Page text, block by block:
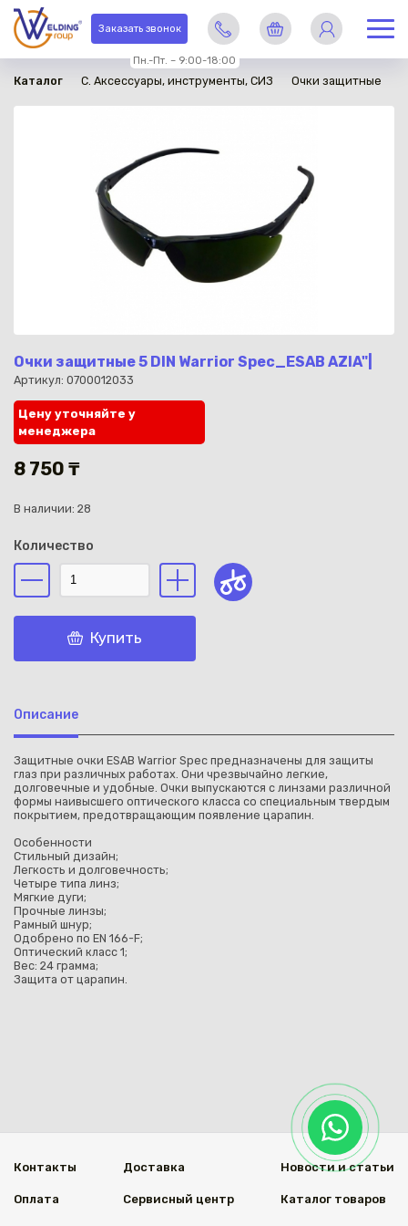
Заказать звонок
Пн.-Пт. – 9:00-18:00
Каталог C. Аксессуары, инструменты, СИЗ Очки защитные
Очки защитные 5 DIN Warrior Spec_ESAB AZIA"|
Артикул: 0700012033
в наличии
Цену уточняйте у
менеджера
8 750 ₸
В наличии: 28
Количество
Купить
Описание
Защитные очки ESAB Warrior Spec предназначены для защиты
глаз при различных работах. Они чрезвычайно легкие,
долговечные и удобные. Очки выпускаются с линзами различной
формы наивысшего оптического класса со специальным твердым
покрытием, предотвращающим появление царапин.
Особенности
Стильный дизайн;
Легкость и долговечность;
Четыре типа линз;
Мягкие дуги;
Прочные линзы;
Рамный шнур;
Одобрено по EN 166-F;
Оптический класс 1;
Вес: 24 грамма;
Защита от царапин.
Контакты
Оплата
Доставка
Сервисный центр
Новости и статьи
Каталог товаров